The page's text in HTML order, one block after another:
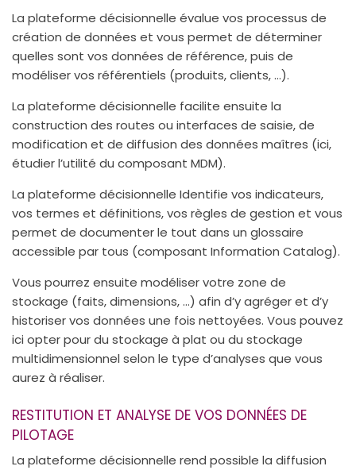
La plateforme décisionnelle évalue vos processus de
création de données et vous permet de déterminer
quelles sont vos données de référence, puis de
modéliser vos référentiels (produits, clients, …).
La plateforme décisionnelle facilite ensuite la
construction des routes ou interfaces de saisie, de
modification et de diffusion des données maîtres (ici,
étudier l’utilité du composant MDM).
La plateforme décisionnelle Identifie vos indicateurs,
vos termes et définitions, vos règles de gestion et vous
permet de documenter le tout dans un glossaire
accessible par tous (composant Information Catalog).
Vous pourrez ensuite modéliser votre zone de
stockage (faits, dimensions, …) afin d’y agréger et d’y
historiser vos données une fois nettoyées. Vous pouvez
ici opter pour du stockage à plat ou du stockage
multidimensionnel selon le type d’analyses que vous
aurez à réaliser.
RESTITUTION ET ANALYSE DE VOS DONNÉES DE
PILOTAGE
La plateforme décisionnelle rend possible la diffusion